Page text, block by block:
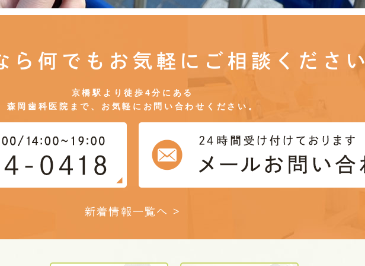
ら何でもお気軽にご相談ください
京橋駅より徒歩4分にある
森岡歯科医院まで、お気軽にお問い合わせください。
新着情報一覧へ >